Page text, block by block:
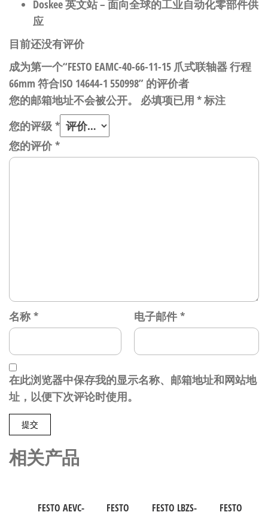
Doskee 英文站– 面向全球的工业自动化零部件供
应
目前还没有评价
成为第一个“FESTO EAMC-40-66-11-15 爪式联轴器 行程
66mm 符合ISO 14644-1 550998” 的评价者
您的邮箱地址不会被公开。
必填项已用 *标注
您的评级 *
您的评价*
名称 * 电子邮件 *
在此浏览器中保存我的显示名称、邮箱地址和网站地
址，以便下次评论时使用。
相关产品
FESTO AEVC-
FESTO
FESTO LBZS-
FESTO